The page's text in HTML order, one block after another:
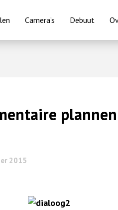
Camera’s Debuut
2015